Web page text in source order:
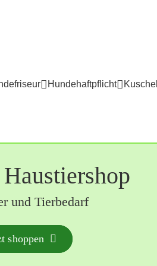
Hundehaftpflicht
und Tierbedarf
shoppen